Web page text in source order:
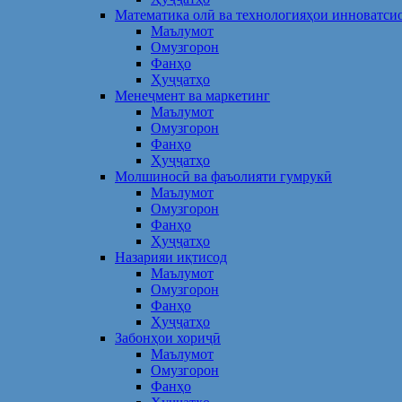
Математика олӣ ва технологияҳои
Маълумот
Омузгорон
Фанҳо
Ҳуҷҷатҳо
Менеҷмент ва маркетинг
Маълумот
Омузгорон
Фанҳо
Ҳуҷҷатҳо
Молшиносӣ ва фаъолияти гумрукӣ
Маълумот
Омузгорон
Фанҳо
Ҳуҷҷатҳо
Назарияи иқтисод
Маълумот
Омузгорон
Фанҳо
Ҳуҷҷатҳо
Забонҳои хориҷӣ
Маълумот
Омузгорон
Фанҳо